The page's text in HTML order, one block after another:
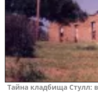
Тайна кладбища Стулл: